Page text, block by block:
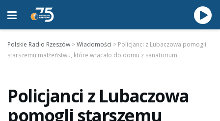
Polskie Radio Rzeszów >Wiadomości > Policjanci z Lubaczowa pomogli
starszemu małżeństwu, które wracało do domu z sanatorium
Policjanci z Lubaczowa
pomogli starszemu